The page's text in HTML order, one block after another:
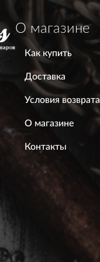
О магазине
Как купить
Доставка
Условия возврата
О магазине
Контакты